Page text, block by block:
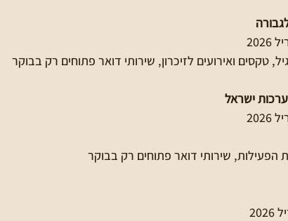
טקסים ואירועים לזיכרון, שירותי דואר פתוחים רק בבוקר
ישראל
הפעילות, שירותי דואר פתוחים רק בבוקר